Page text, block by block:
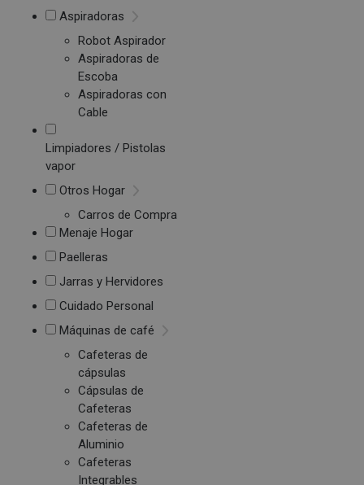
Aspiradoras
Robot Aspirador
Aspiradoras de
Escoba
Aspiradoras con
Cable
Limpiadores / Pistolas
vapor
Otros Hogar
Carros de Compra
Menaje Hogar
Paelleras
Jarras y Hervidores
Cuidado Personal
Máquinas de café
Cafeteras de
cápsulas
Cápsulas de
Cafeteras
Cafeteras de
Aluminio
Cafeteras
Integrables